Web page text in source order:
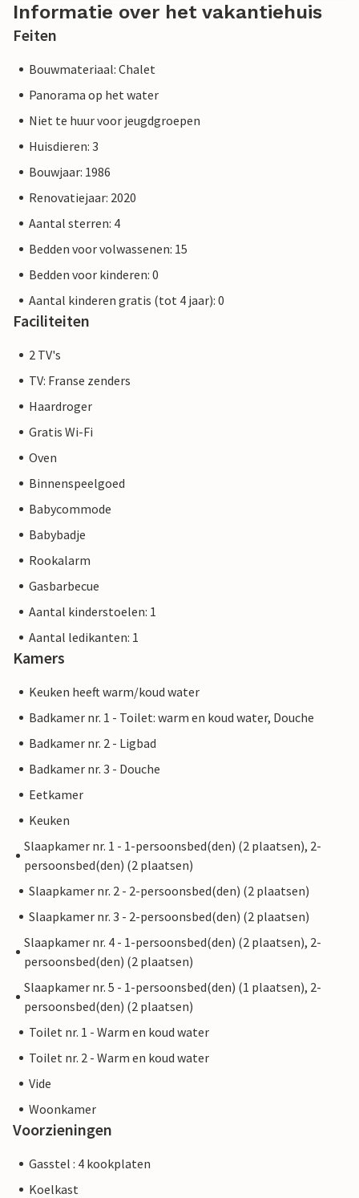
Informatie over het vakantiehuis
Feiten
Bouwmateriaal: Chalet
Panorama op het water
Niet te huur voor jeugdgroepen
Huisdieren: 3
Bouwjaar: 1986
Renovatiejaar: 2020
Aantal sterren: 4
Bedden voor volwassenen: 15
Bedden voor kinderen: 0
Aantal kinderen gratis (tot 4 jaar): 0
Faciliteiten
2 TV's
TV: Franse zenders
Haardroger
Gratis Wi-Fi
Oven
Binnenspeelgoed
Babycommode
Babybadje
Rookalarm
Gasbarbecue
Aantal kinderstoelen: 1
Aantal ledikanten: 1
Kamers
Keuken heeft warm/koud water
Badkamer nr. 1 - Toilet: warm en koud water, Douche
Badkamer nr. 2 - Ligbad
Badkamer nr. 3 - Douche
Eetkamer
Keuken
Slaapkamer nr. 1 - 1-persoonsbed(den) (2 plaatsen), 2-
persoonsbed(den) (2 plaatsen)
Slaapkamer nr. 2 - 2-persoonsbed(den) (2 plaatsen)
Slaapkamer nr. 3 - 2-persoonsbed(den) (2 plaatsen)
Slaapkamer nr. 4 - 1-persoonsbed(den) (2 plaatsen), 2-
persoonsbed(den) (2 plaatsen)
Slaapkamer nr. 5 - 1-persoonsbed(den) (1 plaatsen), 2-
persoonsbed(den) (2 plaatsen)
Toilet nr. 1 - Warm en koud water
Toilet nr. 2 - Warm en koud water
Vide
Woonkamer
Voorzieningen
Gasstel : 4 kookplaten
Koelkast